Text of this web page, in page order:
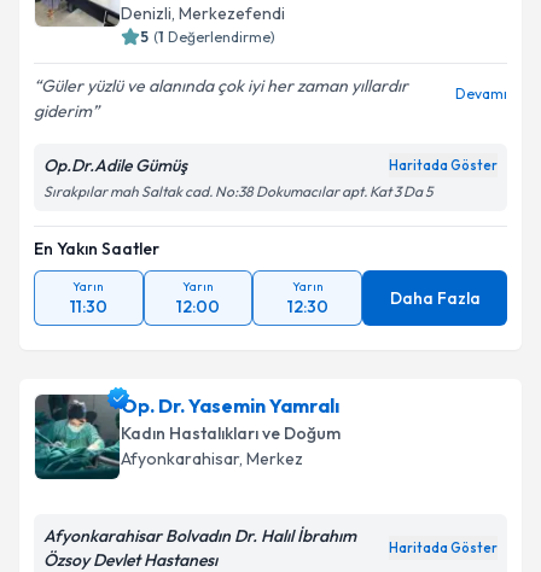
Denizli, Merkezefendi
5 (1 Değerlendirme)
Güler yüzlü ve alanında çok iyi her zaman yıllardır
giderim
Devamı
Op.Dr.Adile Gümüş Haritada Göster
Sırakpılar mah Saltak cad. No:38 Dokumacılar apt. Kat 3 Da 5
En Yakın Saatler
Yarın
11:30
Yarın
12:00
Yarın
12:30 Daha Fazla
Op. Dr. Yasemin Yamralı
Kadın Hastalıkları ve Doğum
Afyonkarahisar, Merkez
Afyonkarahisar Bolvadın Dr. Halıl İbrahım
Özsoy Devlet Hastanesı
Haritada Göster